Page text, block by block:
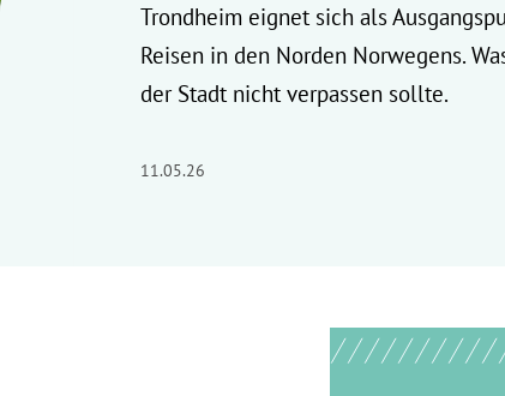
Trondheim eignet sich als
Reisen in den Norden Norwegens.
der Stadt nicht verpassen sollte.
11.05.26